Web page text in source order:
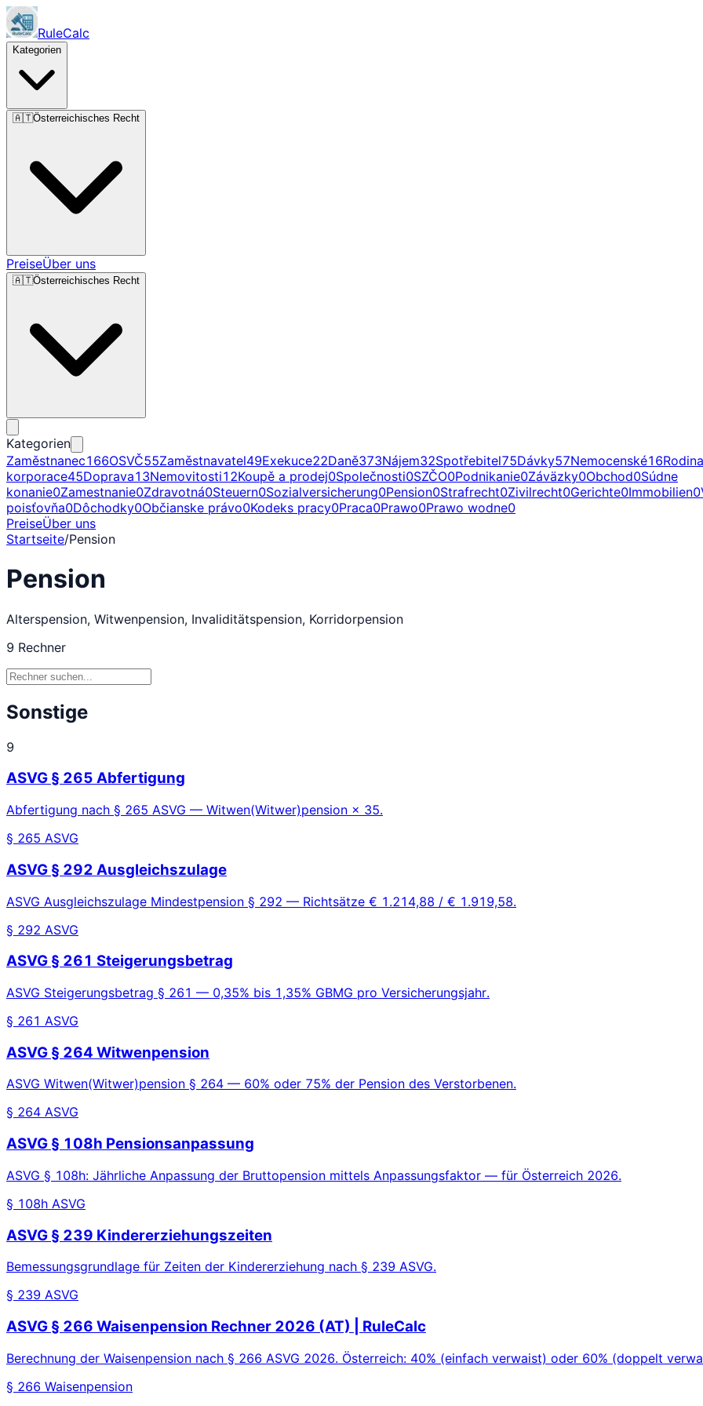
RuleCalc
Kategorien
🇦🇹Österreichisches Recht
PreiseÜber uns
🇦🇹Österreichisches Recht
Kategorien
Zaměstnanec166OSVČ55Zaměstnavatel49Exekuce22Daně373Nájem32Spotřebitel75Dávky57Nemocenské16Rodina
korporace45Doprava13Nemovitosti12Koupě a prodej0Společnosti0SZČO0Podnikanie0Záväzky0Obchod0Súdne
konanie0Zamestnanie0Zdravotná0Steuern0Sozialversicherung0Pension0Strafrecht0Zivilrecht0Gerichte0Immobilien0
poisťovňa0Dôchodky0Občianske právo0Kodeks pracy0Praca0Prawo0Prawo wodne0
PreiseÜber uns
Startseite/Pension
Pension
Alterspension, Witwenpension, Invaliditätspension, Korridorpension
9 Rechner
Sonstige
9
ASVG § 265 Abfertigung
Abfertigung nach § 265 ASVG — Witwen(Witwer)pension × 35.
§ 265 ASVG
ASVG § 292 Ausgleichszulage
ASVG Ausgleichszulage Mindestpension § 292 — Richtsätze € 1.214,88 / € 1.919,58.
§ 292 ASVG
ASVG § 261 Steigerungsbetrag
ASVG Steigerungsbetrag § 261 — 0,35% bis 1,35% GBMG pro Versicherungsjahr.
§ 261 ASVG
ASVG § 264 Witwenpension
ASVG Witwen(Witwer)pension § 264 — 60% oder 75% der Pension des Verstorbenen.
§ 264 ASVG
ASVG § 108h Pensionsanpassung
ASVG § 108h: Jährliche Anpassung der Bruttopension mittels Anpassungsfaktor — für Österreich 2026.
§ 108h ASVG
ASVG § 239 Kindererziehungszeiten
Bemessungsgrundlage für Zeiten der Kindererziehung nach § 239 ASVG.
§ 239 ASVG
ASVG § 266 Waisenpension Rechner 2026 (AT) | RuleCalc
Berechnung der Waisenpension nach § 266 ASVG 2026. Österreich: 40% (einfach verwaist) oder 60% (doppelt
§ 266 Waisenpension